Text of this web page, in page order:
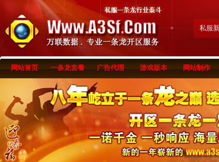
私服
网站首页 一条龙套餐 广告代理 游戏版本 网站制作